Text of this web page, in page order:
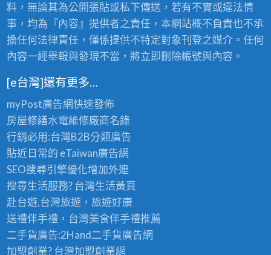
料，無論其為公開張貼或私下傳送，若有不實或違法情
事，均為『內容』提供者之責任，本網站概不負責也不承
擔任何法律責任，僅係提供不特定對象刊登之媒介。任何
內容一經舉報與發現不當，將立即刪除帳號與內容。
[e台灣]還有更多…
myPost廣告網快速發佈
房屋修繕水電維修廠商名錄
行銷必用:台灣B2B分類廣告
貼近日常的 eTaiwan廣告網
SEO搜尋引擎優化增加外連
搜尋生活服務? 台灣生活黃頁
赴台遊,台灣旅遊，旅遊好康
送禮伴手禮，台灣美食伴手禮推薦
二手貨廣告:2Hand二手貨廣告網
加盟創業? 台灣加盟創業網